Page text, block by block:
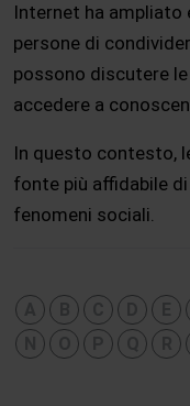
Internet ha ampliato
persone di
possono discutere
accedere a
In questo contesto,
fonte più affidabile
fenomeni sociali.